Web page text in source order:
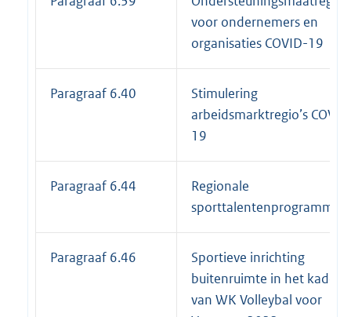
voor ondernemers en
organisaties COVID-19
Paragraaf 6.40
Stimulering
arbeidsmarktregio’s
19
Paragraaf 6.44
Regionale
sporttalentenprogramma's
Paragraaf 6.46
Sportieve inrichting
buitenruimte in het kader
van WK Volleybal voor